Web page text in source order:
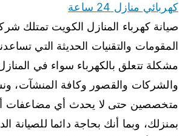
كهربائي منازل 24 ساعة
صيانة كهرباء المنازل الكويت تمتلك
المقومات والتقنيات الحديثة التي
مشكلة تتعلق بالكهرباء سواء في
والشركات والقصور وكافة المنشآت،
متخصصين حتى لا يحدث أي مضاعفات
بمنزلك، وبما أنك بحاجة دائما للصيانة